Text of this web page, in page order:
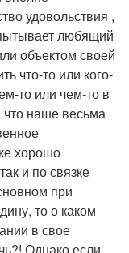
удовольствия ,
любящий
объектом своей
что-то или кого-
то или чем-то в
что наше весьма
хорошо
и по связке
при
то о каком
в свое
Однако если